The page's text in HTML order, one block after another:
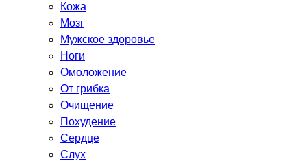
Кожа
Мозг
Мужское здоровье
Ноги
Омоложение
От грибка
Очищение
Похудение
Сердце
Слух